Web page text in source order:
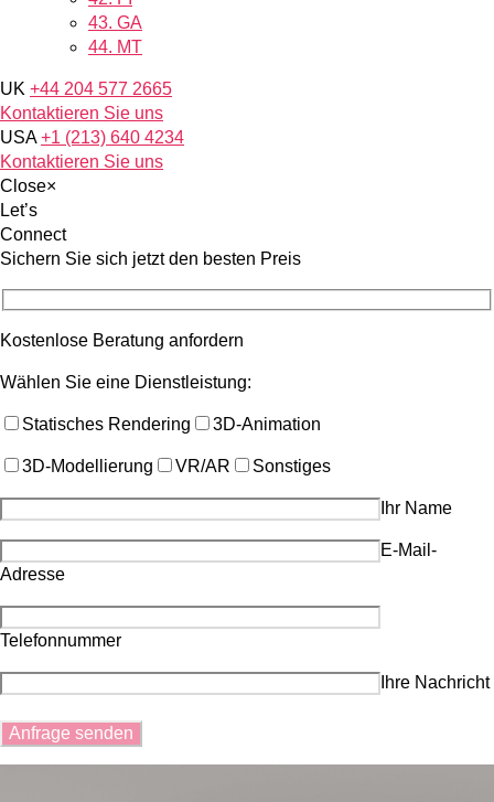
43. GA
44. MT
UK +44 204 577 2665
Kontaktieren Sie uns
USA +1 (213) 640 4234
Kontaktieren Sie uns
Close×
Let’s
Connect
Sichern Sie sich jetzt den besten Preis
Kostenlose Beratung anfordern
Wählen Sie eine Dienstleistung:
Statisches Rendering 3D-Animation
3D-Modellierung VR/AR Sonstiges
Ihr Name
E-Mail-
Adresse
Telefonnummer
Ihre Nachricht